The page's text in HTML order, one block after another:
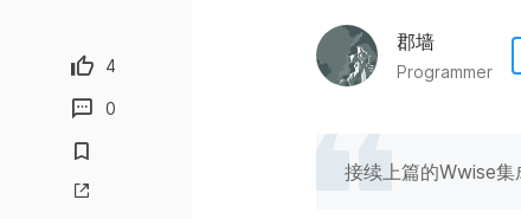
4
0
郡墙
Programmer
接续上篇的Wwise